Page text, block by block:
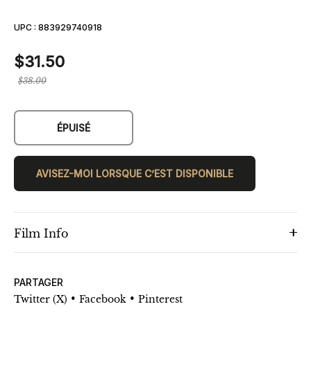
UPC : 883929740918
$31.50
Prix
$38.00
ÉPUISÉ
AVISEZ-MOI LORSQUE C’EST DISPONIBLE
Film Info
PARTAGER
Twitter (X) • Facebook • Pinterest